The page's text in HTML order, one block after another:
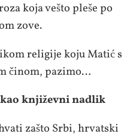
koja vešto pleše po
zove.
religije koju Matić s
činom, pazimo…
kao književni nadlik
zašto Srbi, hrvatski